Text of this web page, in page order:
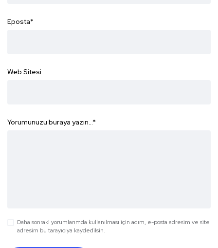
Eposta*
Web Sitesi
Yorumunuzu buraya yazın...*
Daha sonraki yorumlarımda kullanılması için adım, e-posta adresim ve site
adresim bu tarayıcıya kaydedilsin.